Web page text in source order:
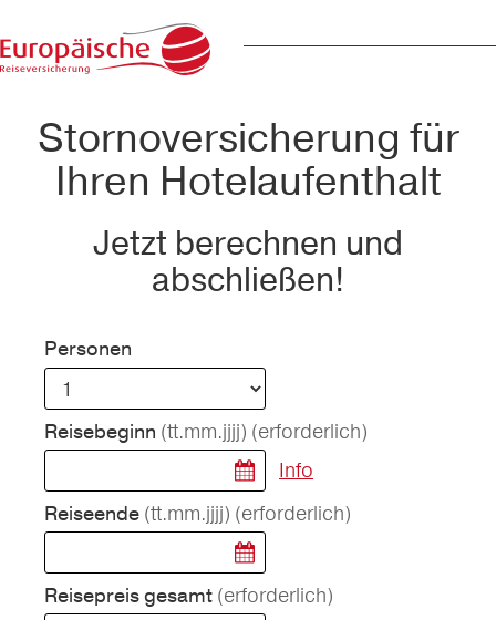
Stornoversicherung für
Ihren Hotelaufenthalt
Jetzt berechnen und
abschließen!
Personen
Reisebeginn (tt.mm.jjjj) (erforderlich)
Info
Reiseende (tt.mm.jjjj) (erforderlich)
Reisepreis gesamt (erforderlich)